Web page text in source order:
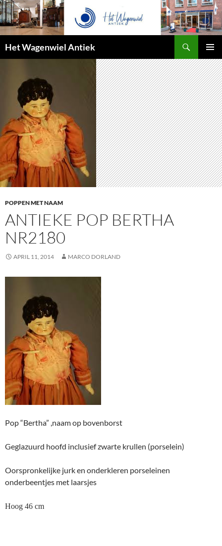
Het Wagenwiel Antiek
MENU
POPPEN MET NAAM
ANTIEKE POP BERTHA
NR2180
APRIL 11, 2014 MARCO DORLAND
Pop “Bertha” ,naam op bovenborst
Geglazuurd hoofd inclusief zwarte krullen (porselein)
Oorspronkelijke jurk en onderkleren porseleinen
onderbeentjes met laarsjes
Hoog 46 cm